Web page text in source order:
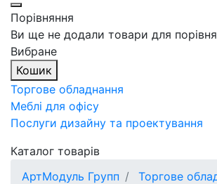
Порівняння
Ви ще не додали товари для
Вибране
Кошик
Торгове обладнання
Меблі для офісу
Послуги дизайну та проектування
Каталог товарів
АртМодуль Групп
Торгове